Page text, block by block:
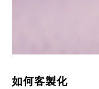
如何客製化